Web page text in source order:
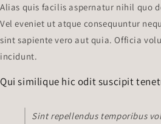
Alias ​​quis facilis aspernatur nihil quo
Vel eveniet ut atque consequuntur
sint sapiente vero aut quia. Officia
incidunt.
Qui similique hic odit suscipit
Sint repellendus temporibus